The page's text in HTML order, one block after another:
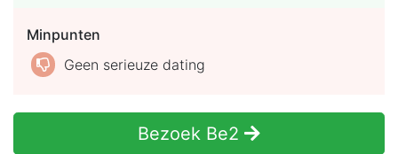
Minpunten
Geen serieuze dating
Bezoek Be2